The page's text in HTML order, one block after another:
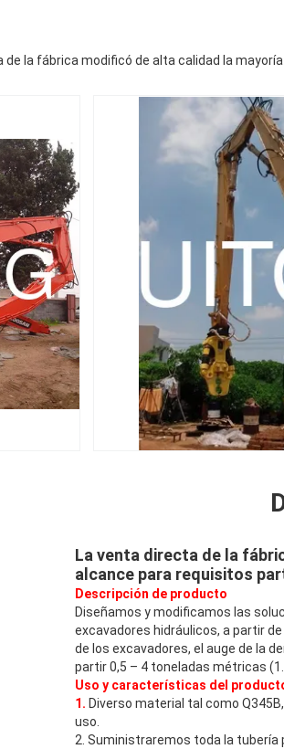
de la fábrica modificó de alta calidad la
La venta directa de la
alcance para requisitos
Descripción de producto
Diseñamos y modificamos las
excavadores hidráulicos, a partir
de los excavadores, el auge de la
partir 0,5 – 4 toneladas métricas
Uso y características del
1. Diverso material tal como
uso.
2. Suministraremos toda la tubería